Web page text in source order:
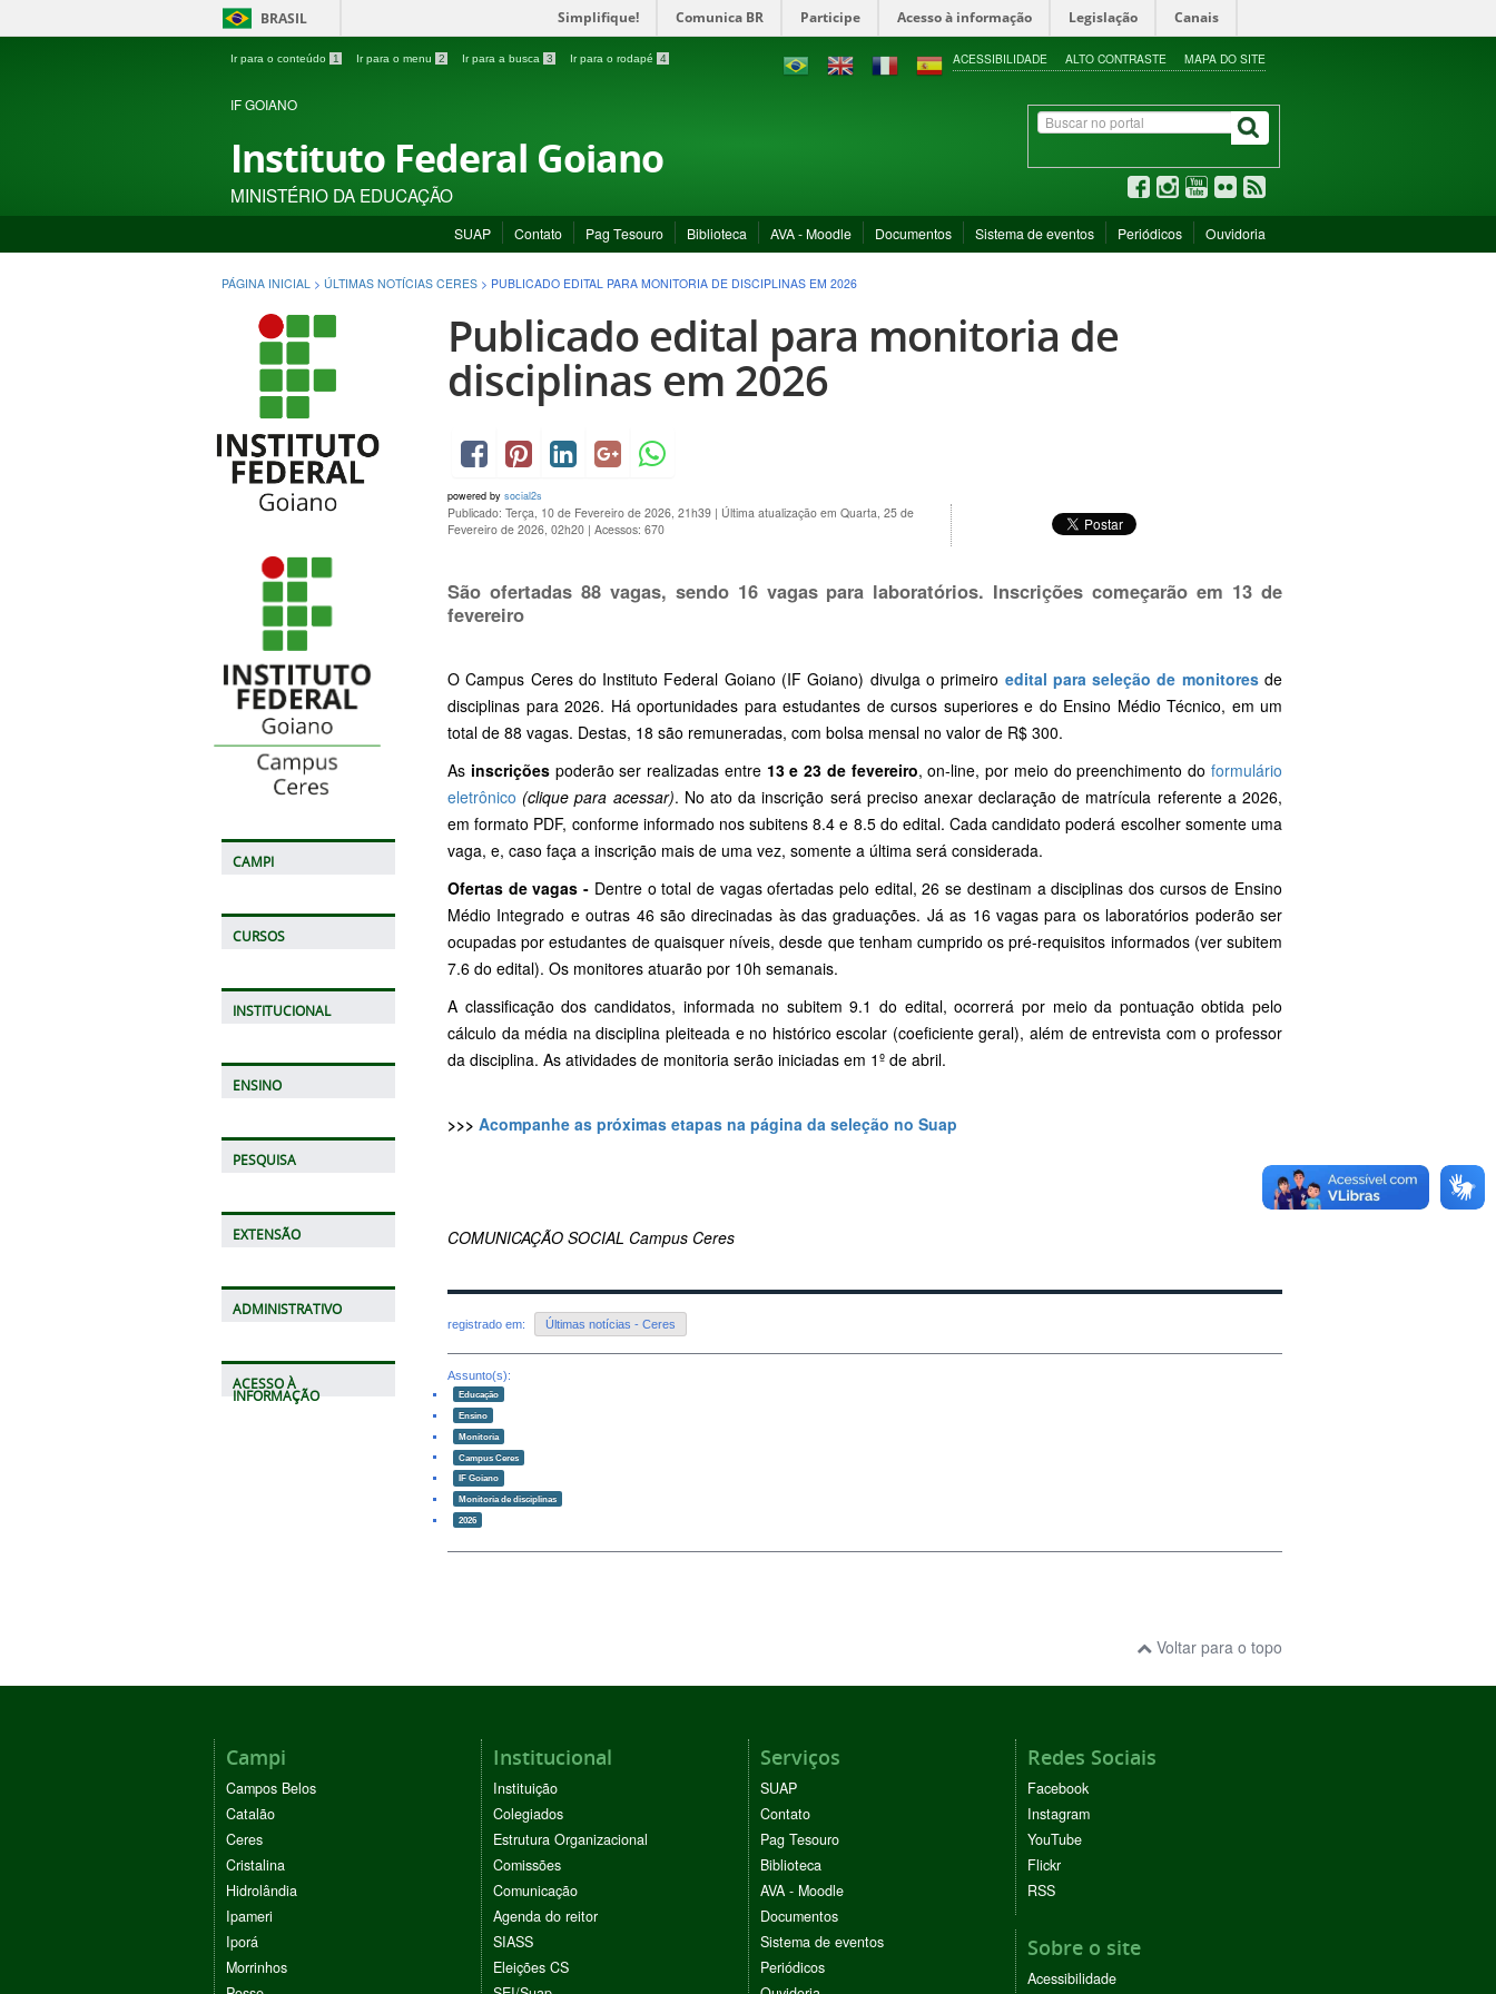
BRASIL Simplifique! Comunica BR Participe Acesso à informação Legislação Canais
Ir para o conteúdo 1 Ir para o menu 2 Ir para a busca 3 Ir para o rodapé 4 ACESSIBILIDADE ALTO CONTRASTE MAPA DO SITE
IF GOIANO
Instituto Federal Goiano
MINISTÉRIO DA EDUCAÇÃO
SUAP Contato Pag Tesouro Biblioteca AVA - Moodle Documentos Sistema de eventos Periódicos Ouvidoria
PÁGINA INICIAL > ÚLTIMAS NOTÍCIAS CERES > PUBLICADO EDITAL PARA MONITORIA DE DISCIPLINAS EM 2026
CAMPI
CURSOS
INSTITUCIONAL
ENSINO
PESQUISA
EXTENSÃO
ADMINISTRATIVO
ACESSO À
INFORMAÇÃO
Publicado edital para monitoria de
disciplinas em 2026
powered by social2s
Publicado: Terça, 10 de Fevereiro de 2026, 21h39 | Última atualização em Quarta, 25 de
Fevereiro de 2026, 02h20 | Acessos: 670
São ofertadas 88 vagas, sendo 16 vagas para laboratórios. Inscrições começarão em 13 de
fevereiro
O Campus Ceres do Instituto Federal Goiano (IF Goiano) divulga o primeiro edital para seleção de monitoresde
disciplinas para 2026. Há oportunidades para estudantes de cursos superiores e do Ensino Médio Técnico, em um
total de 88 vagas. Destas, 18 são remuneradas, com bolsa mensal no valor de R$ 300.
As inscriçõespoderão ser realizadas entre 13 e 23 de fevereiro, on-line, por meio do preenchimento doformulário
eletrônico (clique para acessar). No ato da inscrição será preciso anexar declaração de matrícula referente a 2026,
em formato PDF, conforme informado nos subitens 8.4 e 8.5 do edital. Cada candidato poderá escolher somente uma
vaga, e, caso faça a inscrição mais de uma vez, somente a última será considerada.
Ofertas de vagas - Dentre o total de vagas ofertadas pelo edital, 26 se destinam a disciplinas dos cursos de Ensino
Médio Integrado e outras 46 são direcinadas às das graduações. Já as 16 vagas para os laboratórios poderão ser
ocupadas por estudantes de quaisquer níveis, desde que tenham cumprido os pré-requisitos informados (ver subitem
7.6 do edital). Os monitores atuarão por 10h semanais.
A classificação dos candidatos, informada no subitem 9.1 do edital, ocorrerá por meio da pontuação obtida pelo
cálculo da média na disciplina pleiteada e no histórico escolar (coeficiente geral), além de entrevista com o professor
da disciplina. As atividades de monitoria serão iniciadas em 1º de abril.
>>> Acompanhe as próximas etapas na página da seleção no Suap
COMUNICAÇÃO SOCIAL Campus Ceres
registrado em: Últimas notícias - Ceres
Assunto(s):
Educação
Ensino
Monitoria
Campus Ceres
IF Goiano
Monitoria de disciplinas
2026
Voltar para o topo
Campi
Campos Belos
Catalão
Ceres
Cristalina
Hidrolândia
Ipameri
Iporá
Morrinhos
Institucional
Instituição
Colegiados
Estrutura Organizacional
Comissões
Comunicação
Agenda do reitor
SIASS
Eleições CS
Serviços
SUAP
Contato
Pag Tesouro
Biblioteca
AVA - Moodle
Documentos
Sistema de eventos
Periódicos
Redes Sociais
Facebook
Instagram
YouTube
Flickr
RSS
Sobre o site
Acessibilidade